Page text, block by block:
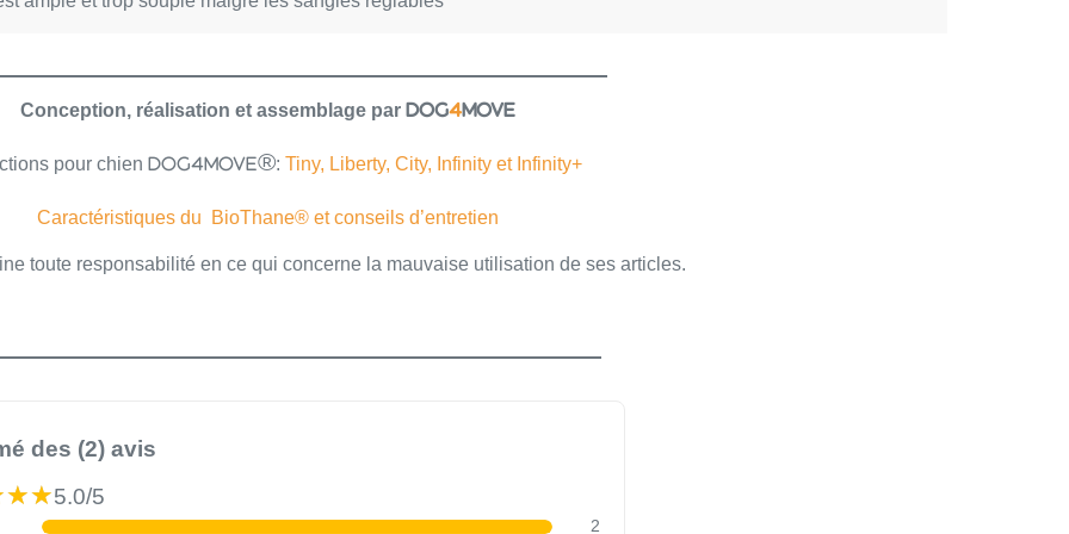
Conception, réalisation et assemblage par DOG4MOVE
pour chien DOG4MOVE®: Tiny, Liberty, City, Infinity et Infinity+
Caractéristiques du BioThane® et conseils d’entretien
toute responsabilité en ce qui concerne la mauvaise utilisation de ses articles.
des (2) avis
5.0/5
2